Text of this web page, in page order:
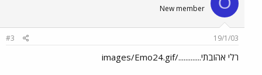
New member
19/1/03
#3
רלי אהובתי............./images/Emo24.gif